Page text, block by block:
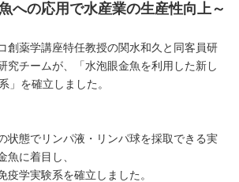
への応用で水産業の生産性向上～
創薬学講座特任教授の関水和久と同客員研
究チームが、「水泡眼金魚を利用した新し
」を確立しました。
状態でリンパ液・リンパ球を採取できる実
魚に着目し、
疫学実験系を確立しました。